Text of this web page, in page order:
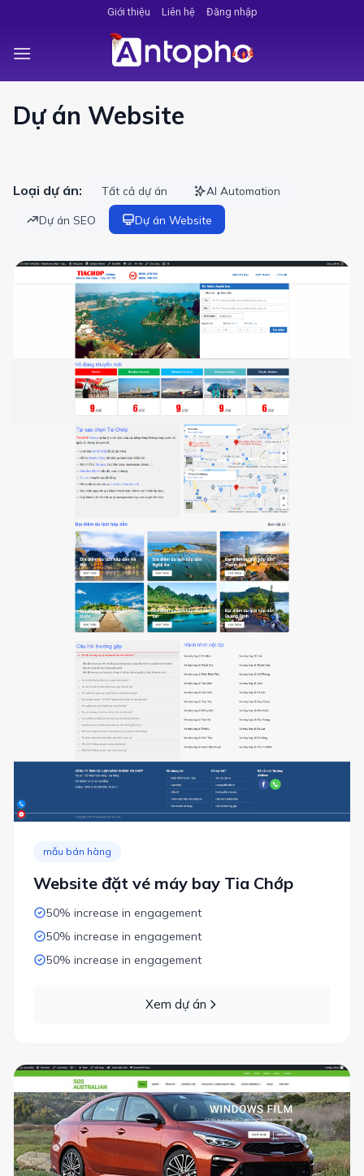
nội
Giới thiệu Liên hệ Đăng nhập
Dự án Website
Loại dự án: Tất cả dự án AI Automation
Dự án SEO Dự án Website
mẫu bán hàng
Website đặt vé máy bay Tia Chớp
50% increase in engagement
50% increase in engagement
50% increase in engagement
Xem dự án